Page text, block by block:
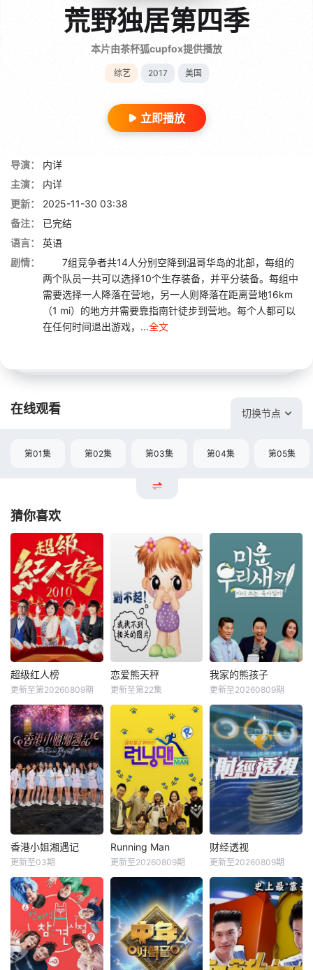
荒野独居第四季
本片由茶杯狐cupfox提供播放
综艺 2017 美国
立即播放
导演：
内详
主演：
内详
更新：
2025-11-30 03:38
备注：
已完结
语言：
英语
剧情：
7组竞争者共14人分别空降到温哥华岛的北部，每组的
两个队员一共可以选择10个生存装备，并平分装备。每组中
需要选择一人降落在营地，另一人则降落在距离营地16km
（1 mi）的地方并需要靠指南针徒步到营地。每个人都可以
在任何时间退出游戏，...全文
在线观看 切换节点
第01集 第02集 第03集 第04集 第05集
猜你喜欢
超级红人榜
更新至第20260809期
恋爱熊天秤
更新至第22集
我家的熊孩子
更新至20260809期
香港小姐湘遇记
更新至03期
Running Man
更新至20260809期
财经透视
更新至20260809期